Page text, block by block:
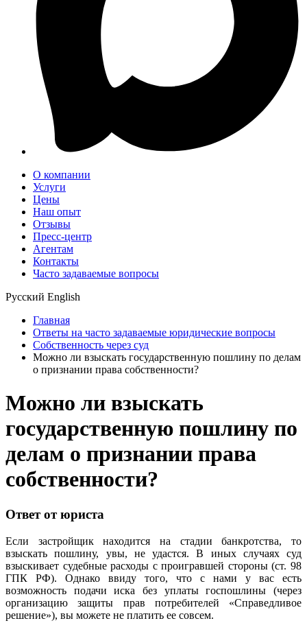
О компании
Услуги
Цены
Наш опыт
Отзывы
Пресс-центр
Агентам
Контакты
Часто задаваемые вопросы
Русский English
Главная
Ответы на часто задаваемые юридические вопросы
Собственность через суд
Можно ли взыскать государственную пошлину по делам
о признании права собственности?
Можно ли взыскать
государственную пошлину по
делам о признании права
собственности?
Ответ от юриста
Если застройщик находится на стадии банкротства, то
взыскать пошлину, увы, не удастся. В иных случаях суд
взыскивает судебные расходы с проигравшей стороны (ст. 98
ГПК РФ). Однако ввиду того, что с нами у вас есть
возможность подачи иска без уплаты госпошлины (через
организацию защиты прав потребителей «Справедливое
решение»), вы можете не платить ее совсем.